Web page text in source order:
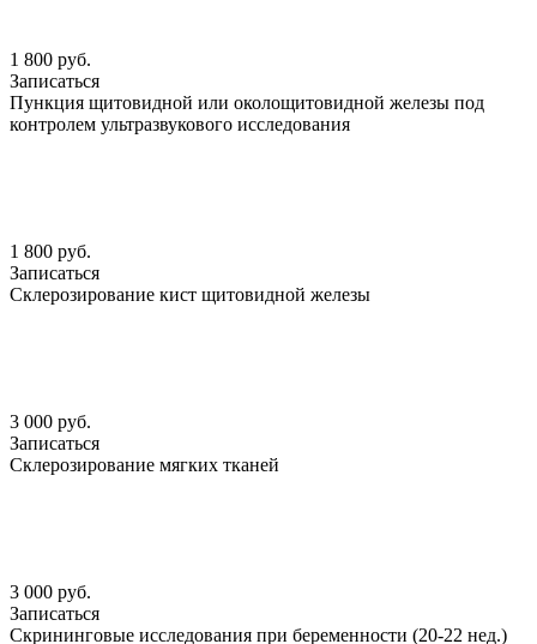
1 800 руб.
Записаться
Пункция щитовидной или околощитовидной железы под
контролем ультразвукового исследования
1 800 руб.
Записаться
Склерозирование кист щитовидной железы
3 000 руб.
Записаться
Склерозирование мягких тканей
3 000 руб.
Записаться
Скрининговые исследования при беременности (20-22 нед.)